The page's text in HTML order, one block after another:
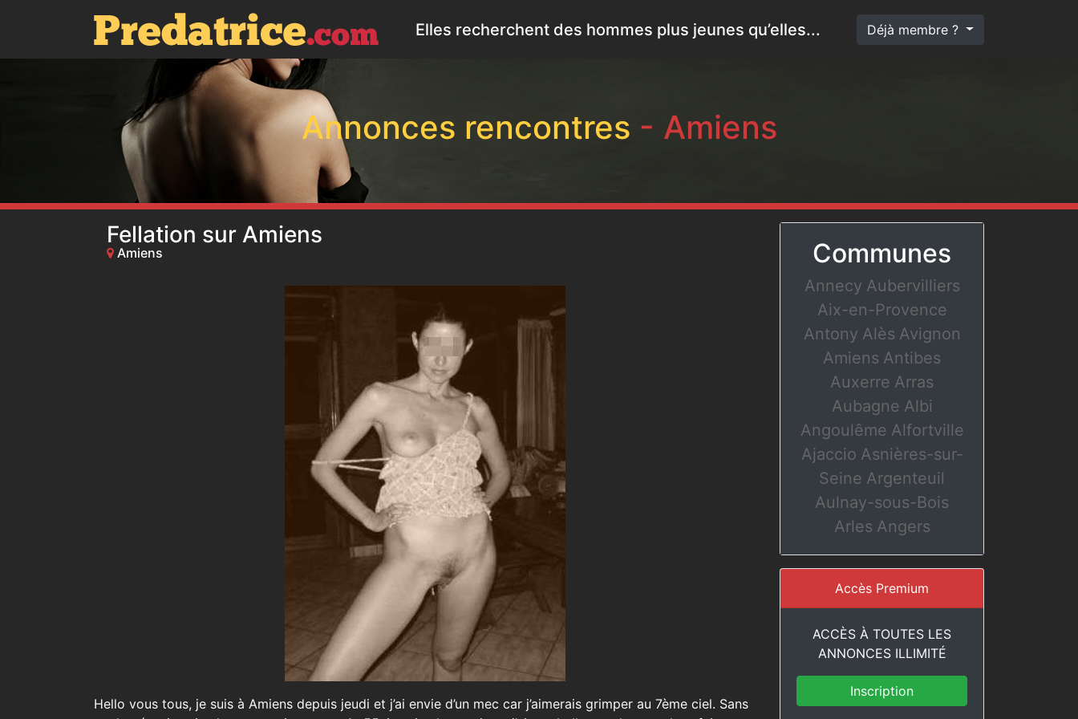
Elles recherchent des hommes plus jeunes qu’elles... Déjà membre ?
Annonces rencontres - Amiens
Fellation sur Amiens
Amiens
Hello vous tous, je suis à Amiens depuis jeudi et j’ai envie d’un mec car j’aimerais grimper au 7ème ciel. Sans
Communes
Annecy Aubervilliers
Aix-en-Provence
Antony Alès Avignon
Amiens Antibes
Auxerre Arras
Aubagne Albi
Angoulême Alfortville
Ajaccio Asnières-sur-
Seine Argenteuil
Aulnay-sous-Bois
Arles Angers
Accès Premium
ACCÈS À TOUTES LES
ANNONCES ILLIMITÉ
Inscription